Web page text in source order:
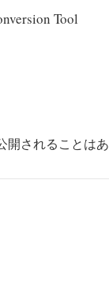
Tool
開されることはあ